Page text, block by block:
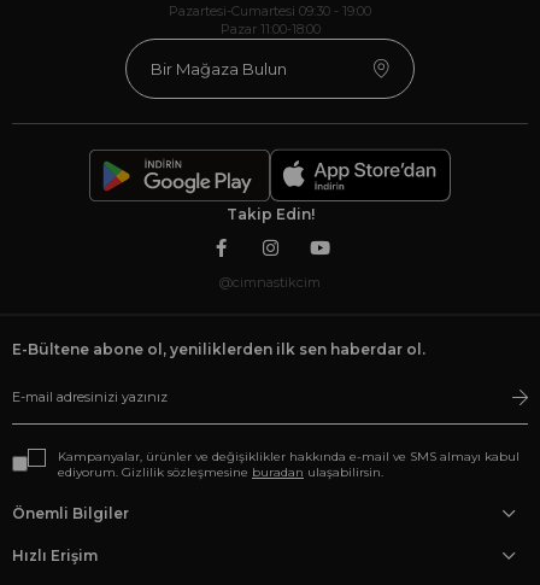
Pazartesi-Cumartesi 09:30 - 19:00
Pazar 11:00-18:00
Bir Mağaza Bulun
Takip Edin!
@cimnastikcim
E-Bültene abone ol, yeniliklerden ilk sen haberdar ol.
Kampanyalar, ürünler ve değişiklikler hakkında e-mail ve SMS almayı kabul
ediyorum. Gizlilik sözleşmesine buradan ulaşabilirsin.
Önemli Bilgiler
Hızlı Erişim